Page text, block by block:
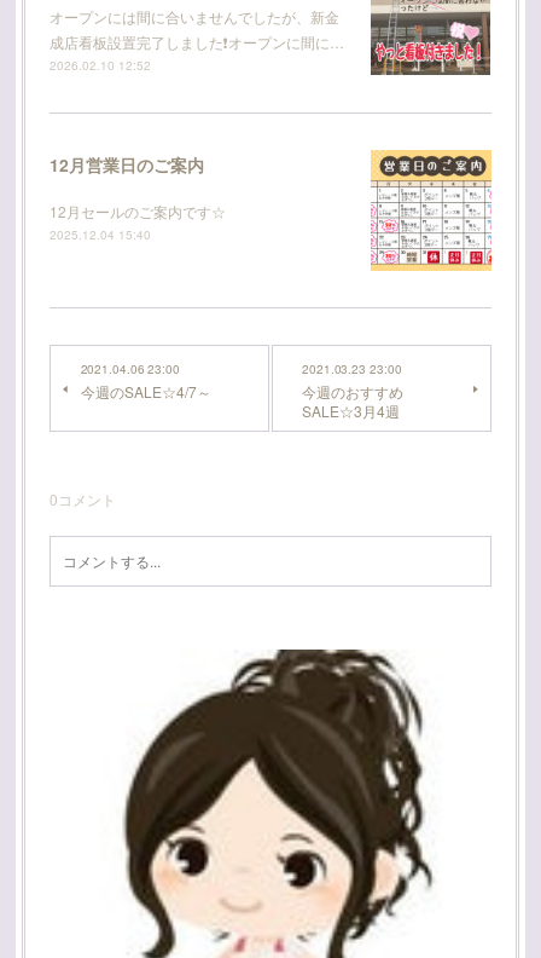
オープンには間に合いませんでしたが、新金
成店看板設置完了しました❗オープンに間に…
2026.02.10 12:52
12月営業日のご案内
12月セールのご案内です☆
2025.12.04 15:40
2021.04.06 23:00
今週のSALE☆4/7～
2021.03.23 23:00
今週のおすすめ
SALE☆3月4週
0コメント